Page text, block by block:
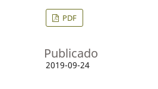
PDF
Publicado
2019-09-24